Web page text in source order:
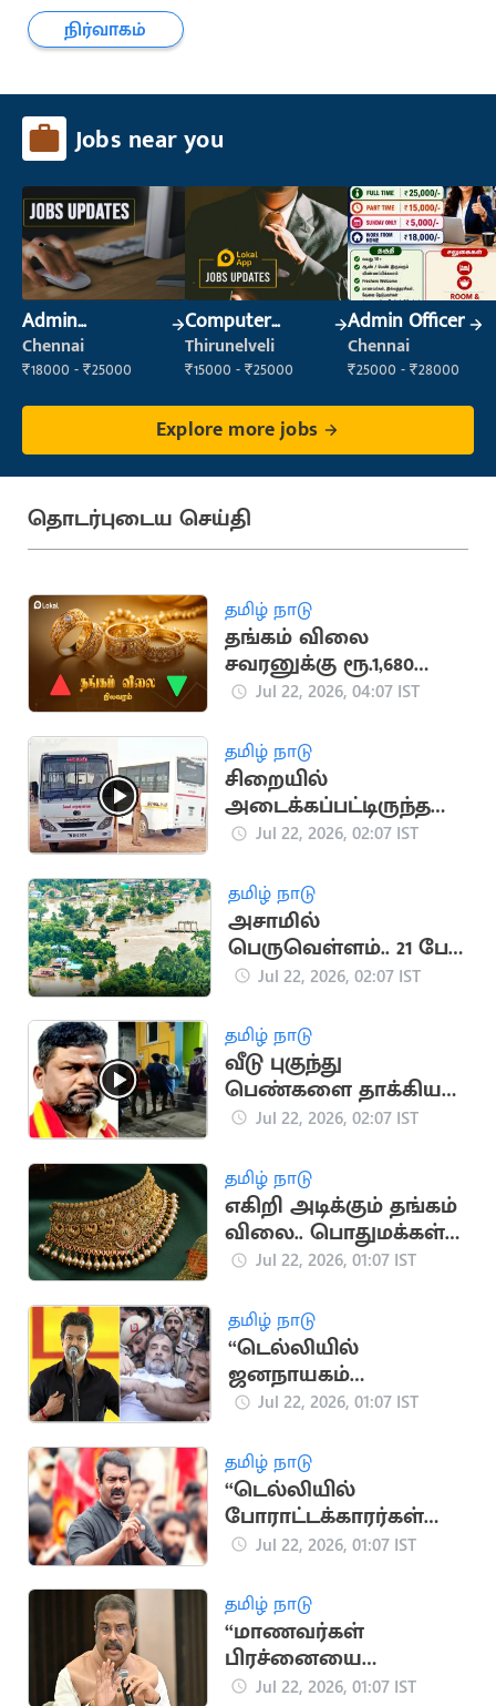
நிர்வாகம்
Jobs near you
Admin
Supervisor
Chennai
₹18000 - ₹25000
Computer
Operator
Thirunelveli
₹15000 - ₹25000
Admin Officer
Chennai
₹25000 - ₹28000
Explore more jobs
தொடர்புடைய செய்தி
தமிழ் நாடு
தங்கம் விலை
சவரனுக்கு ரூ.1,680
உயர்ந்தது
Jul 22, 2026, 04:07 IST
தமிழ் நாடு
சிறையில்
அடைக்கப்பட்டிருந்த
கைதி தப்பியோட்டம்
Jul 22, 2026, 02:07 IST
தமிழ் நாடு
அசாமில்
பெருவெள்ளம்.. 21 பேர்
உயிரிழப்பு
Jul 22, 2026, 02:07 IST
தமிழ் நாடு
வீடு புகுந்து
பெண்களை தாக்கிய
தவெக நிர்வாகி..
Jul 22, 2026, 02:07 IST
தமிழ் நாடு
எகிறி அடிக்கும் தங்கம்
விலை.. பொதுமக்கள்
அதிர்ச்சி
Jul 22, 2026, 01:07 IST
தமிழ் நாடு
“டெல்லியில்
ஜனநாயகம்
நசுக்கப்படுகிறது” -
Jul 22, 2026, 01:07 IST
தமிழ் நாடு
“டெல்லியில்
போராட்டக்காரர்கள்
மீதான தாக்குதல்
சீமான்
Jul 22, 2026, 01:07 IST
தமிழ் நாடு
“மாணவர்கள்
பிரச்னையை
விவாதிக்க தயார்”..
Jul 22, 2026, 01:07 IST